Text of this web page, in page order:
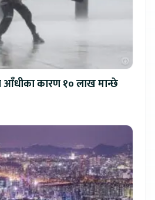
आँधीका कारण १० लाख मान्छे